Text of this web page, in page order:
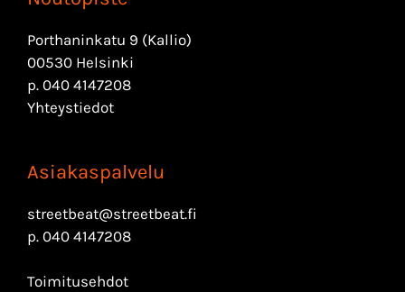
Porthaninkatu 9 (Kallio)
00530 Helsinki
p. 040 4147208
Yhteystiedot
Asiakaspalvelu
streetbeat@streetbeat.fi
p. 040 4147208
Toimitusehdot